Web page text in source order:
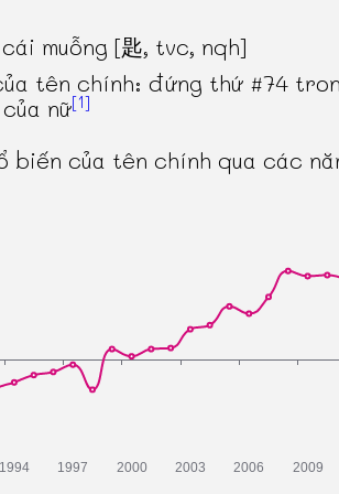
muỗng [匙, tvc, nqh]
tên chính: đứng thứ #74
nữ[1]
biến của tên chính qua các